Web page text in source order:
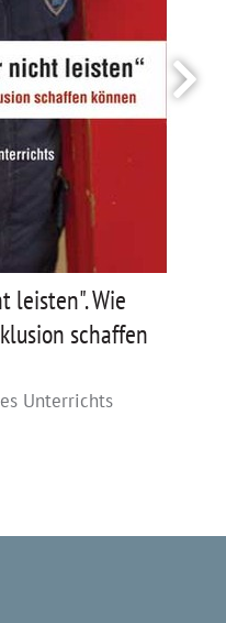
leisten". Wie
schaffen
Unterrichts